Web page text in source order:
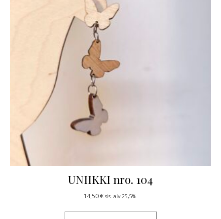
UNIIKKI nro. 104
14,50€ sis. alv 25,5%.